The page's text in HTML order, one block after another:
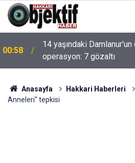
00:58
14 yaşındaki
operasyon: 7 gözaltı
Anasayfa Hakkari Haberleri
Anneleri" tepkisi